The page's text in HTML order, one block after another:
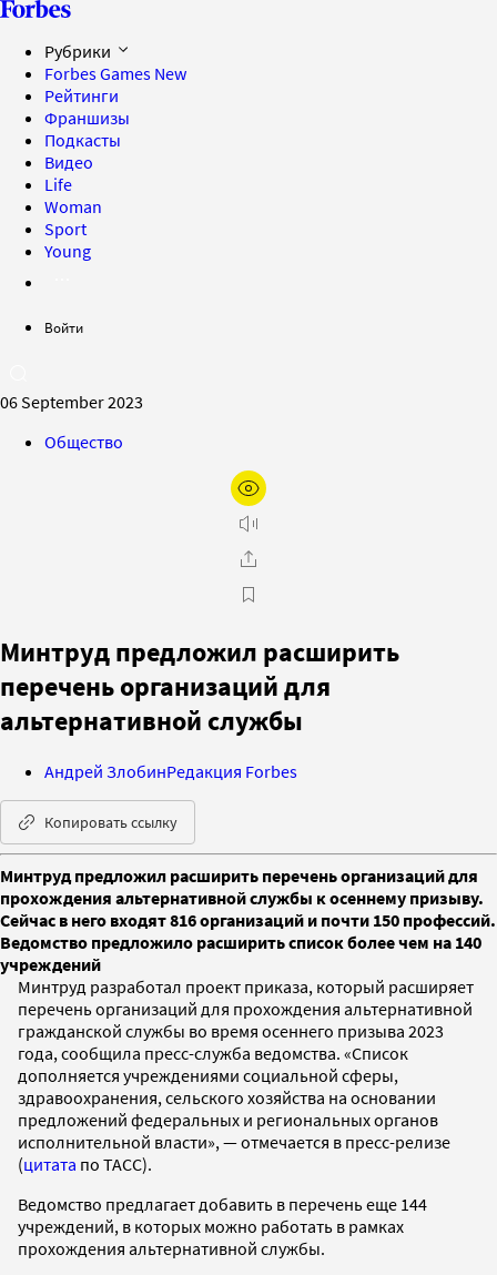
Рубрики
Forbes Games New
Рейтинги
Франшизы
Подкасты
Видео
Life
Woman
Sport
Young
Войти
06 September 2023
Общество
Минтруд предложил расширить
перечень организаций для
альтернативной службы
Андрей ЗлобинРедакция Forbes
Копировать ссылку
Минтруд предложил расширить перечень организаций для
прохождения альтернативной службы к осеннему призыву.
Сейчас в него входят 816 организаций и почти 150 профессий.
Ведомство предложило расширить список более чем на 140
учреждений
Минтруд разработал проект приказа, который расширяет
перечень организаций для прохождения альтернативной
гражданской службы во время осеннего призыва 2023
года, сообщила пресс-служба ведомства. «Список
дополняется учреждениями социальной сферы,
здравоохранения, сельского хозяйства на основании
предложений федеральных и региональных органов
исполнительной власти», — отмечается в пресс-релизе
(цитата по ТАСС).
Ведомство предлагает добавить в перечень еще 144
учреждений, в которых можно работать в рамках
прохождения альтернативной службы.